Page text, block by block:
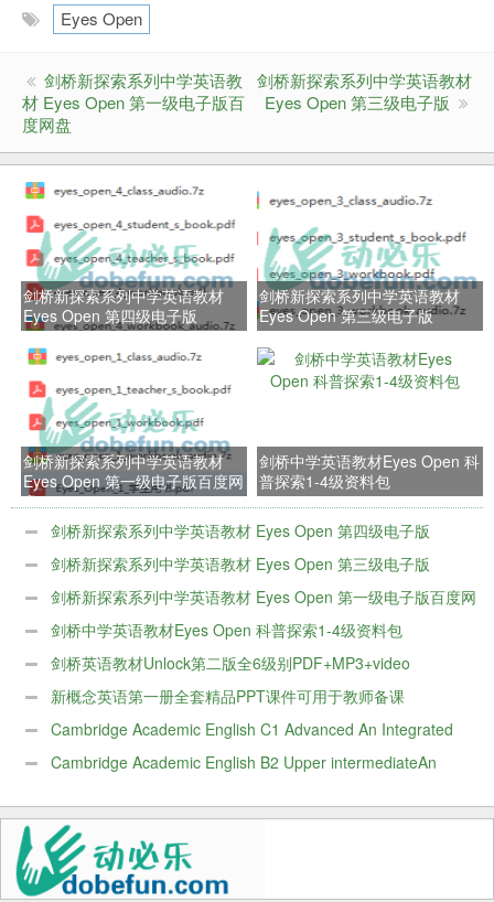
Eyes Open
剑桥新探索系列中学英语教
材 Eyes Open 第一级电子版百
度网盘
剑桥新探索系列中学英语教材
Eyes Open 第三级电子版
剑桥新探索系列中学英语教材
Eyes Open 第四级电子版
剑桥新探索系列中学英语教材
Eyes Open 第三级电子版
剑桥新探索系列中学英语教材
Eyes Open 第一级电子版百度网
盘
剑桥中学英语教材Eyes Open 科
普探索1-4级资料包
剑桥新探索系列中学英语教材 Eyes Open 第四级电子版
剑桥新探索系列中学英语教材 Eyes Open 第三级电子版
剑桥新探索系列中学英语教材 Eyes Open 第一级电子版百度网
盘 剑桥中学英语教材Eyes Open 科普探索1-4级资料包
剑桥英语教材Unlock第二版全6级别PDF+MP3+video
新概念英语第一册全套精品PPT课件可用于教师备课
Cambridge Academic English C1 Advanced An Integrated
Skills Course for EAP电子版
Cambridge Academic English B2 Upper intermediateAn